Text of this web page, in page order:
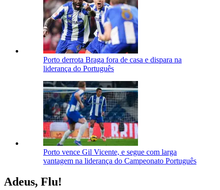
Porto derrota Braga fora de casa e dispara na
liderança do Português
Porto vence Gil Vicente, e segue com larga
vantagem na liderança do Campeonato Português
Adeus, Flu!